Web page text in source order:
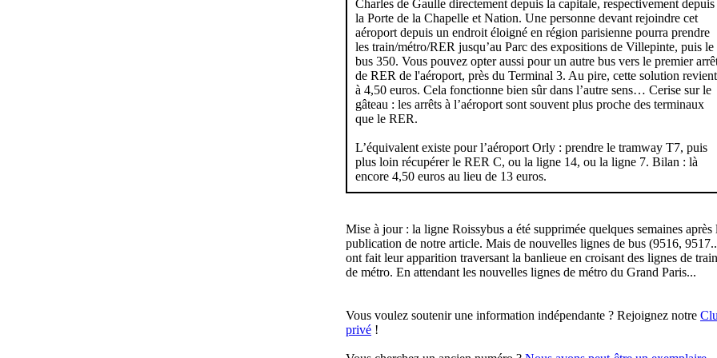
Charles de Gaulle directement depuis la capitale, respectivement depuis
la Porte de la Chapelle et Nation. Une personne devant rejoindre cet
aéroport depuis un endroit éloigné en région parisienne pourra prendre
les train/métro/RER jusqu’au Parc des expositions de Villepinte, puis le
bus 350. Vous pouvez opter aussi pour un autre bus vers le premier
de RER de l'aéroport, près du Terminal 3. Au pire, cette solution revient
à 4,50 euros. Cela fonctionne bien sûr dans l’autre sens… Cerise sur le
gâteau : les arrêts à l’aéroport sont souvent plus proche des terminaux
que le RER.
L’équivalent existe pour l’aéroport Orly : prendre le tramway T7, puis
plus loin récupérer le RER C, ou la ligne 14, ou la ligne 7. Bilan : là
encore 4,50 euros au lieu de 13 euros.
Mise à jour : la ligne Roissybus a été supprimée quelques semaines après
publication de notre article. Mais de nouvelles lignes de bus (9516,
ont fait leur apparition traversant la banlieue en croisant des lignes de
de métro. En attendant les nouvelles lignes de métro du Grand Paris...
Vous voulez soutenir une information indépendante ? Rejoignez notre
privé !